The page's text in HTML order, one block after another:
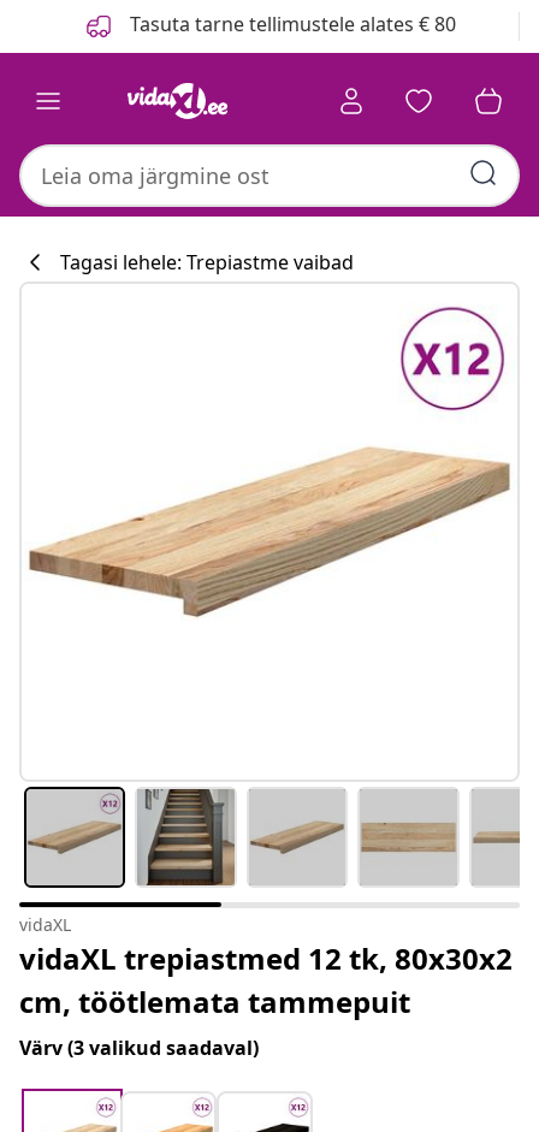
Tasuta tarne tellimustele alates € 80
Tagasi lehele: Trepiastme vaibad
vidaXL
vidaXL trepiastmed 12 tk, 80x30x2
cm, töötlemata tammepuit
Värv(3 valikud saadaval)